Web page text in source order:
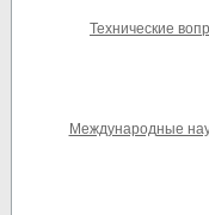
Технические
Международные